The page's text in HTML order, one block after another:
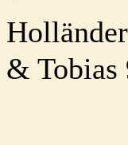
& Tobias